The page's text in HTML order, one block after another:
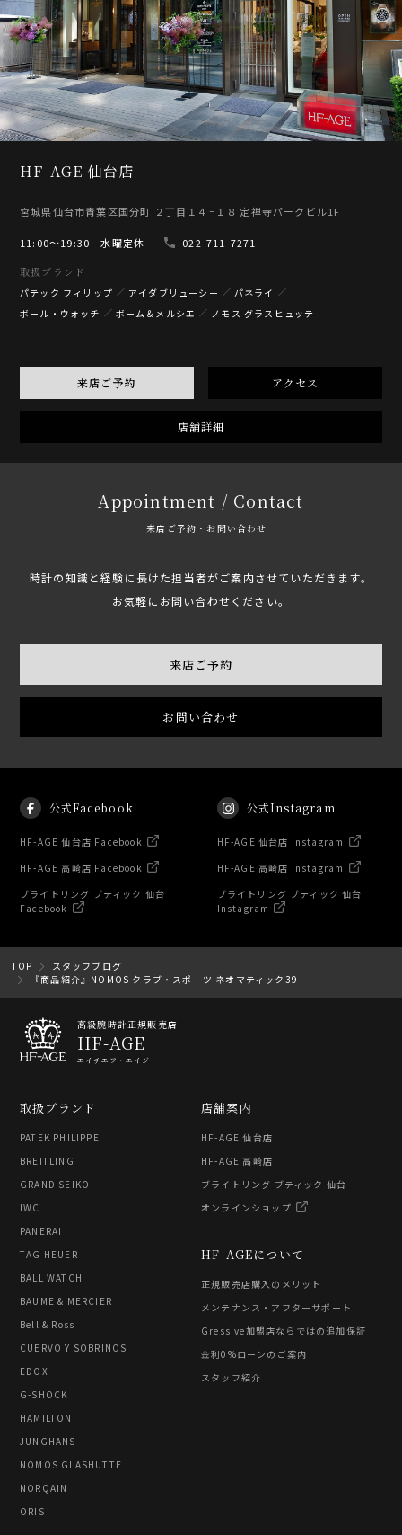
HF-AGE 仙台店
宮城県仙台市青葉区国分町 ２丁目１４−１８ 定禅寺パークビル1F
11:00〜19:30 水曜定休
022-711-7271
取扱ブランド
パテック フィリップ アイダブリューシー
パネライ
ボール・ウォッチ
ボーム＆メルシエ ノモス グラスヒュッテ
来店ご予約 アクセス
店舗詳細
Appointment / Contact
来店ご予約・お問い合わせ
時計の知識と経験に長けた担当者がご案内させていただきます。
お気軽にお問い合わせください。
来店ご予約
お問い合わせ
公式Facebook
HF-AGE 仙台店 Facebook
HF-AGE 高崎店 Facebook
ブライトリング ブティック 仙台
Facebook
公式Instagram
HF-AGE 仙台店 Instagram
HF-AGE 高崎店 Instagram
ブライトリング ブティック 仙台
Instagram
TOP
スタッフブログ
『商品紹介』NOMOS クラブ・スポーツ ネオマティック39
高級腕時計正規販売店
HF-AGE
エイチエフ・エイジ
取扱ブランド
PATEK PHILIPPE
BREITLING
GRAND SEIKO
IWC
PANERAI
TAG HEUER
BALL WATCH
BAUME & MERCIER
Bell & Ross
CUERVO Y SOBRINOS
EDOX
G-SHOCK
HAMILTON
JUNGHANS
NOMOS GLASHÜTTE
NORQAIN
ORIS
HF-AGEについて
正規販売店購入のメリット
メンテナンス・アフターサポート
Gressive加盟店ならではの追加保証
金利0%ローンのご案内
スタッフ紹介
店舗案内
HF-AGE 仙台店
HF-AGE 高崎店
ブライトリング ブティック 仙台
オンラインショップ